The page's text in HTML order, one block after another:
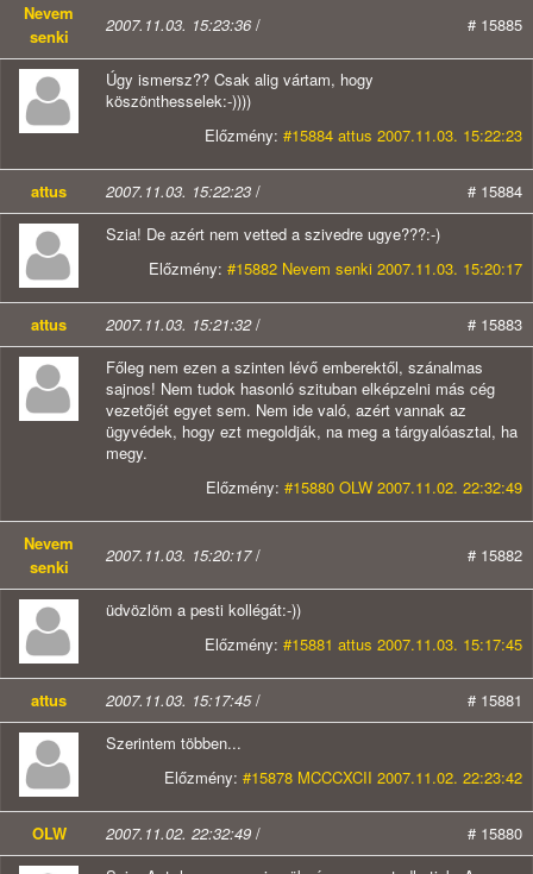
Nevem
senki
2007.11.03. 15:23:36/ # 15885
Úgy ismersz?? Csak alig vártam, hogy
köszönthesselek:-))))
Előzmény: #15884 attus 2007.11.03. 15:22:23
attus 2007.11.03. 15:22:23 /
# 15884
Szia! De azért nem vetted a szivedre ugye???:-)
Előzmény: #15882 Nevem senki 2007.11.03. 15:20:17
attus 2007.11.03. 15:21:32/
# 15883
Főleg nem ezen a szinten lévő emberektől, szánalmas
sajnos! Nem tudok hasonló szituban elképzelni más cég
vezetőjét egyet sem. Nem ide való, azért vannak az
ügyvédek, hogy ezt megoldják, na meg a tárgyalóasztal, ha
megy.
Előzmény: #15880 OLW 2007.11.02. 22:32:49
Nevem
senki
2007.11.03. 15:20:17/ # 15882
üdvözlöm a pesti kollégát:-))
Előzmény: #15881 attus 2007.11.03. 15:17:45
attus 2007.11.03. 15:17:45/
# 15881
Szerintem többen...
Előzmény: #15878 MCCCXCII 2007.11.02. 22:23:42
OLW 2007.11.02. 22:32:49 /
# 15880